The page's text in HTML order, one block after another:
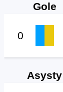
Gole
0
Asysty